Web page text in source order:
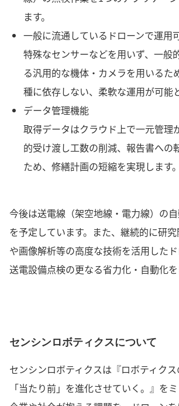
ます。
一般に流通しているドローンで運用
特殊なセンサーなどを用いず、一般
る汎用的な機体・カメラを用いるた
種に依存しない、柔軟な運用が可能
データ管理機能
取得データはクラウド上で一元管理
的受け渡し工数の削減、報告書への
ため、修繕計画の短縮を実現します。
今後は送電線（架空地線・電力線）の
を予定しています。また、継続的に研
や画像解析等の高度な技術を活用した
送電設備点検の更なる省力化・自動化を
センシンロボティクスについて
センシンロボティクスは『ロボティク
「当たり前」を進化させていく。』をミ